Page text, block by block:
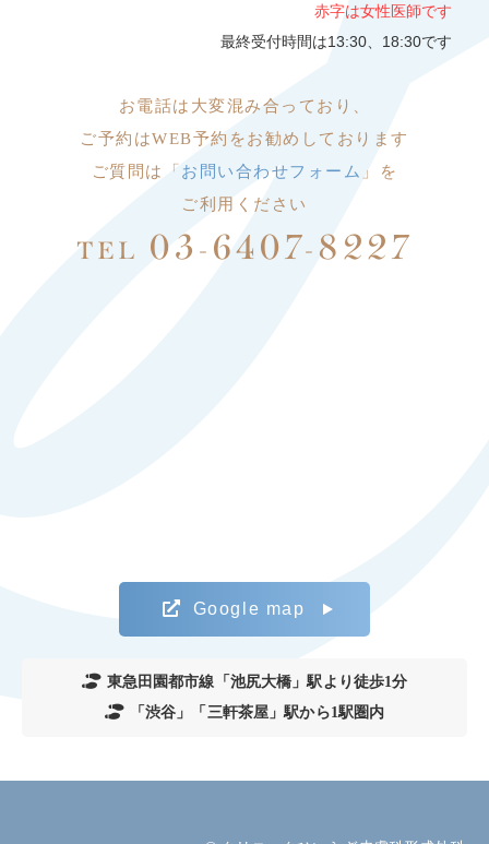
赤字は女性医師です
最終受付時間は13:30、18:30です
お電話は大変混み合っており、
ご予約はWEB予約をお勧めしております
ご質問は「 お問い合わせフォーム 」を
ご利用ください
TEL 03-6407-8227
Google map
東急田園都市線「池尻大橋」駅より徒歩1分
「渋谷」「三軒茶屋」駅から1駅圏内